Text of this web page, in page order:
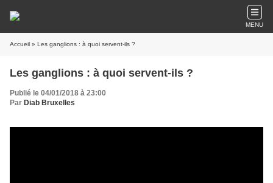
MENU
Accueil » Les ganglions : à quoi servent-ils ?
Les ganglions : à quoi servent-ils ?
Publié le 04/01/2018 à 23:00
Par Diab Bruxelles